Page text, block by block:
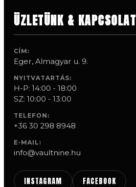
ÜZLETÜNK & KAPCSOLAT
CÍM:
Eger, Almagyar u. 9.
NYITVATARTÁS:
H-P: 14:00 - 18:00
SZ: 10:00 - 13:00
TELEFON:
+36 30 298 8948
E-MAIL:
info@vaultnine.hu
INSTAGRAM FACEBOOK